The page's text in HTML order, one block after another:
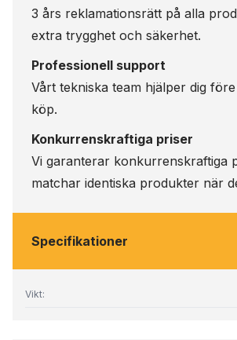
3 års reklamationsrätt på alla
extra trygghet och säkerhet.
Professionell support
Vårt tekniska team hjälper dig
köp.
Konkurrenskraftiga priser
Vi garanterar konkurrenskraftiga
matchar identiska produkter när
Specifikationer
Vikt: